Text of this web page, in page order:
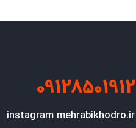
09128501912
instagram mehrabikhodro.ir